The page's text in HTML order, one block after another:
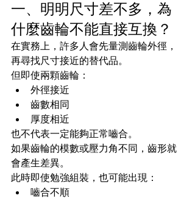
一、明明尺寸差不多，為
什麼齒輪不能直接互換？
在實務上，許多人會先量測齒輪外徑，
再尋找尺寸接近的替代品。
但即使兩顆齒輪：
外徑接近
齒數相同
厚度相近
也不代表一定能夠正常嚙合。
如果齒輪的模數或壓力角不同，齒形就
會產生差異。
此時即使勉強組裝，也可能出現：
嚙合不順